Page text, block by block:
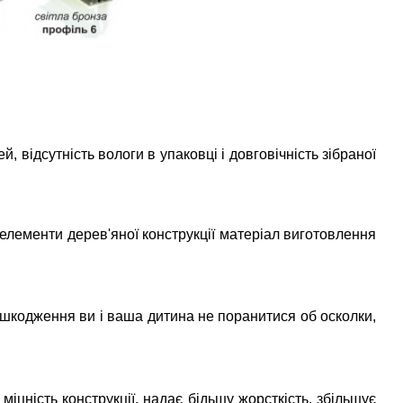
вологи в упаковці і довговічність зібраної
дерев'яної конструкції матеріал виготовлення
ви і ваша дитина не поранитися об осколки,
конструкції, надає бідьшу жорсткість, збільшує